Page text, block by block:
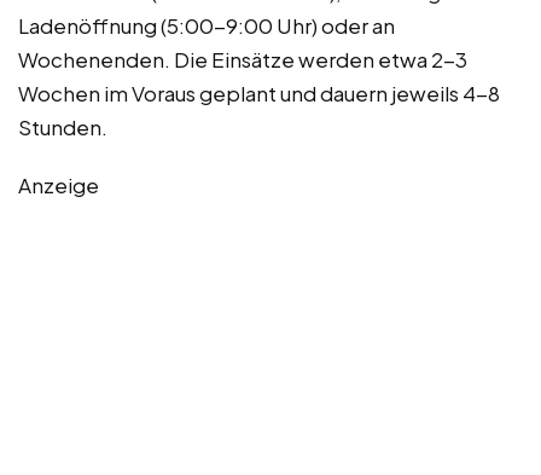
Ladenöffnung (5:00-9:00 Uhr) oder an
Wochenenden. Die Einsätze werden etwa 2-3
Wochen im Voraus geplant und dauern jeweils 4-8
Stunden.
Anzeige